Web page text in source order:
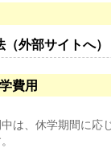
（外部サイトへ）
費用
は、休学期間に応